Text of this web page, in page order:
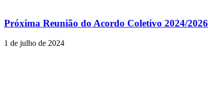
Próxima Reunião do Acordo Coletivo 2024/2026
1 de julho de 2024